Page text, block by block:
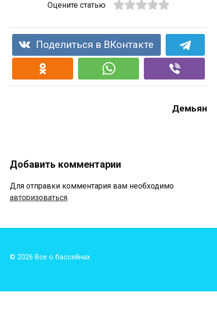
Оцените статью
Поделиться в ВКонтакте
Демьян
Добавить комментарии
Для отправки комментария вам необходимо
авторизоваться.
© 2026 Все о бассейнах